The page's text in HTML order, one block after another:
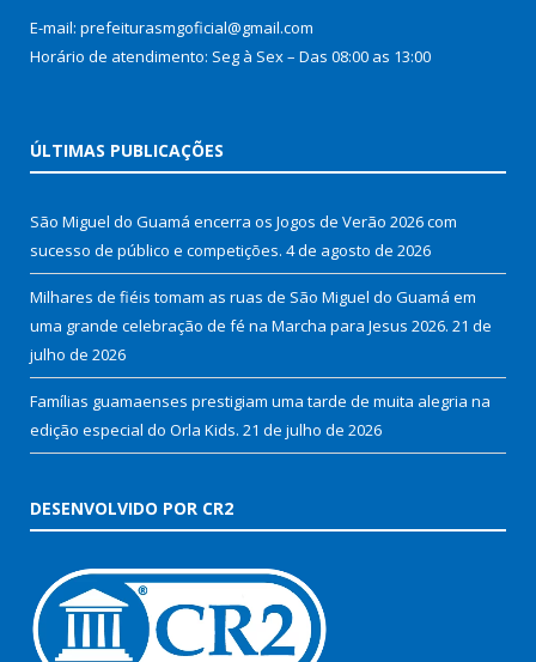
E-mail: prefeiturasmgoficial@gmail.com
Horário de atendimento: Seg à Sex – Das 08:00 as 13:00
ÚLTIMAS PUBLICAÇÕES
São Miguel do Guamá encerra os Jogos de Verão 2026 com
sucesso de público e competições. 4 de agosto de 2026
Milhares de fiéis tomam as ruas de São Miguel do Guamá em
uma grande celebração de fé na Marcha para Jesus 2026. 21 de
julho de 2026
Famílias guamaenses prestigiam uma tarde de muita alegria na
edição especial do Orla Kids. 21 de julho de 2026
DESENVOLVIDO POR CR2